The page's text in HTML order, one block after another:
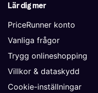
Lär dig mer
PriceRunner konto
Vanliga frågor
Trygg onlineshopping
Villkor & dataskydd
Cookie-inställningar